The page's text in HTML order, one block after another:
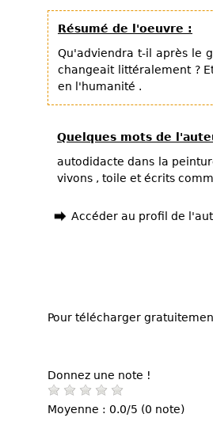
Résumé de l'oeuvre :
Qu'adviendra t-il après le
changeait littéralement ?
en l'humanité .
Quelques mots de
autodidacte dans la
vivons , toile et écrits
Accéder au profil de
Pour télécharger
Donnez une note !
Moyenne : 0.0/5 (0 note)